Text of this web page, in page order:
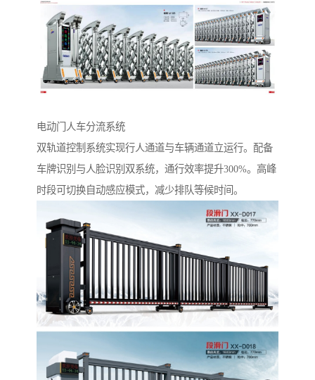
电动门人车分流系统‌
双轨道控制系统实现行人通道与车辆通道立运行。配备
车牌识别与人脸识别双系统，通行效率提升300%。高峰
时段可切换自动感应模式，减少排队等候时间。